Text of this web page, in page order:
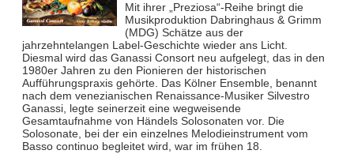
Mit ihrer „Preziosa“-Reihe bringt die
Musikproduktion Dabringhaus & Grimm
(MDG) Schätze aus der
jahrzehntelangen Label-Geschichte wieder ans Licht.
Diesmal wird das Ganassi Consort neu aufgelegt, das in den
1980er Jahren zu den Pionieren der historischen
Aufführungspraxis gehörte. Das Kölner Ensemble, benannt
nach dem venezianischen Renaissance-Musiker Silvestro
Ganassi, legte seinerzeit eine wegweisende
Gesamtaufnahme von Händels Solosonaten vor. Die
Solosonate, bei der ein einzelnes Melodieinstrument vom
Basso continuo begleitet wird, war im frühen 18.